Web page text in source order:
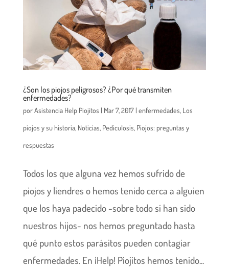
¿Son los piojos peligrosos? ¿Por qué transmiten
enfermedades?
porAsistencia Help Piojitos | Mar 7, 2017| enfermedades, Los
piojos y su historia, Noticias, Pediculosis, Piojos: preguntas y
respuestas
Todos los que alguna vez hemos sufrido de
piojos y liendres o hemos tenido cerca a alguien
que los haya padecido -sobre todo si han sido
nuestros hijos- nos hemos preguntado hasta
qué punto estos parásitos pueden contagiar
enfermedades. En ¡Help! Piojitos hemos tenido...